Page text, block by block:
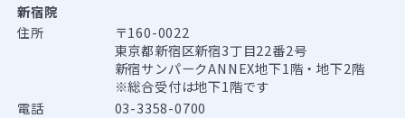
新宿院
住所
〒160-0022
東京都新宿区新宿3丁目22番2号
新宿サンパークANNEX地下1階・地下2階
※総合受付は地下1階です
電話
03-3358-0700